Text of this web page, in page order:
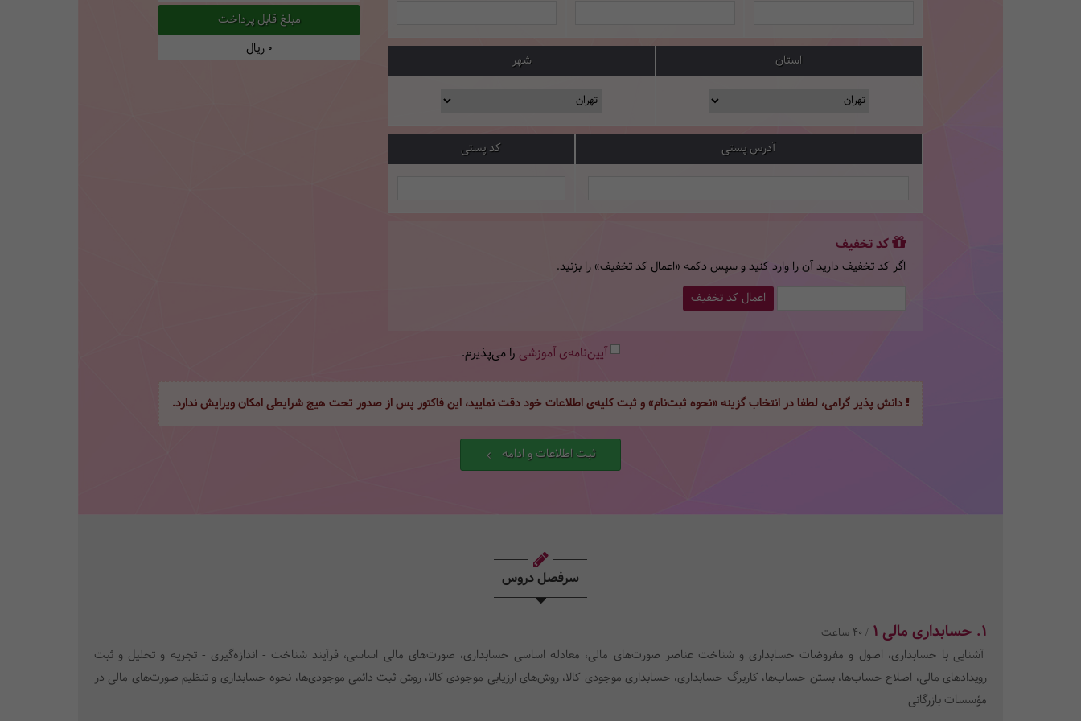
استان شهر
آدرس پستی کد پستی
مبلغ قابل پرداخت
0 ریال
کد تخفیف
اگر کد تخفیف دارید آن را وارد کنید و سپس دکمه «اعمال کد تخفیف» را بزنید.
اعمال کد تخفیف
آیین‌نامه‌ی آموزشی را می‌پذیرم.
دانش پذیر گرامی، لطفا در انتخاب گزینه «نحوه ثبت‌نام» و ثبت کلیه‌ی اطلاعات خود دقت نمایید، این فاکتور پس از صدور تحت هیچ شرایطی امکان ویرایش ندارد.
ثبت اطلاعات و ادامه
سرفصل دروس
1. حسابداری مالی 1 / 40 ساعت
آشنایی با حسابداری، اصول و مفروضات حسابداری و شناخت عناصر صورت‌های مالی، معادله اساسی حسابداری، صورت‌های مالی اساسی، فرآیند شناخت - اندازه‌گیری - تجزیه و تحلیل و ثبت
رویدادهای مالی، اصلاح حساب‌ها، بستن حساب‌ها، کاربرگ حسابداری، حسابداری موجودی کالا، روش‌های ارزیابی موجودی کالا، روش ثبت دائمی موجودی‌ها، نحوه حسابداری و تنظیم صورت‌های مالی در
مؤسسات بازرگانی